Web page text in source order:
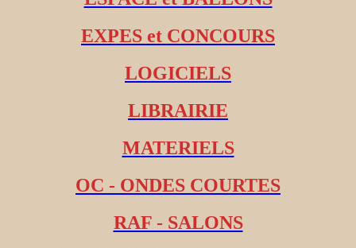
EXPES et CONCOURS
LOGICIELS
LIBRAIRIE
MATERIELS
OC - ONDES COURTES
RAF - SALONS